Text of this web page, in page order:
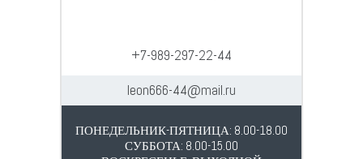
+7-989-297-22-44
leon666-44@mail.ru
ПОНЕДЕЛЬНИК-ПЯТНИЦА: 8.00-18.00
СУББОТА: 8.00-15.00